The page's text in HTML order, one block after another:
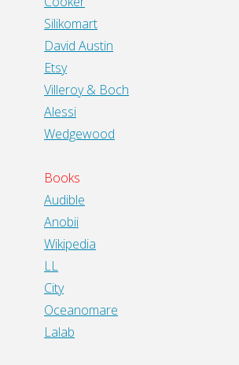
Silikomart
David Austin
Etsy
Villeroy & Boch
Alessi
Wedgewood
Books
Audible
Anobii
Wikipedia
LL
City
Oceanomare
Lalab